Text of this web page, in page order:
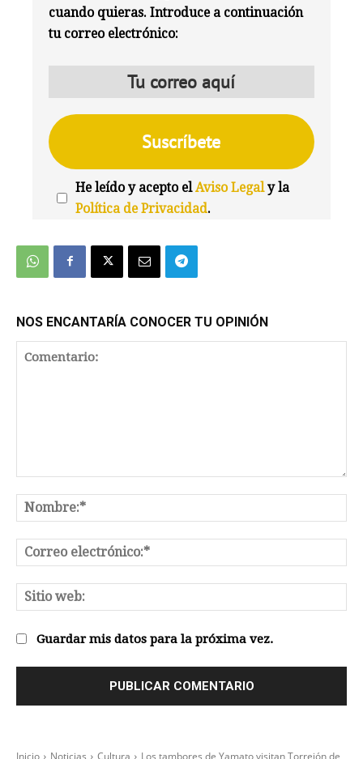
cuando quieras. Introduce a continuación
tu correo electrónico:
He leído y acepto elAviso Legaly la
Política de Privacidad.
NOS ENCANTARÍA CONOCER TU OPINIÓN
Guardar mis datos para la próxima vez.